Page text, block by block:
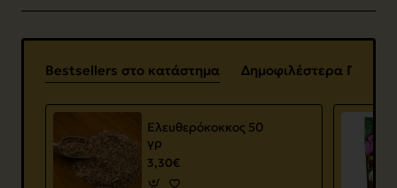
Bestsellers στο κατάστημα Δημοφιλέστερα
Ελευθερόκοκκος 50
γρ
3,30€